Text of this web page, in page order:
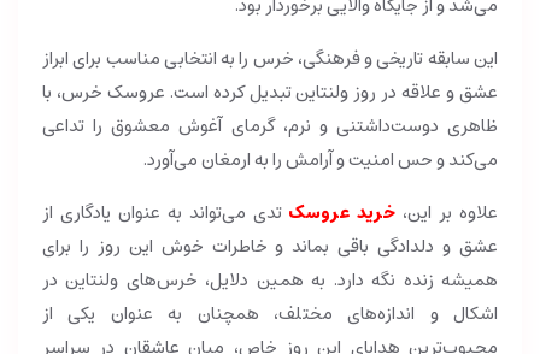
این سابقه تاریخی و فرهنگی، خرس را به انتخابی مناسب برای ابراز
عشق و علاقه در روز ولنتاین تبدیل کرده است. عروسک خرس، با
ظاهری دوست‌داشتنی و نرم، گرمای آغوش معشوق را تداعی
می‌کند و حس امنیت و آرامش را به ارمغان می‌آورد.
علاوه بر این، خرید عروسک تدی می‌تواند به عنوان یادگاری از
عشق و دلدادگی باقی بماند و خاطرات خوش این روز را برای
همیشه زنده نگه دارد. به همین دلایل، خرس‌های ولنتاین در
اشکال و اندازه‌های مختلف، همچنان به عنوان یکی از
محبوب‌ترین هدایای این روز خاص، میان عاشقان در سراسر